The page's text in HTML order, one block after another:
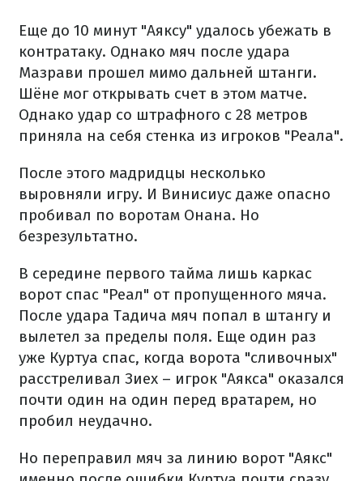
Еще до 10 минут "Аяксу" удалось убежать в
контратаку. Однако мяч после удара
Мазрави прошел мимо дальней штанги.
Шёне мог открывать счет в этом матче.
Однако удар со штрафного с 28 метров
приняла на себя стенка из игроков "Реала".
После этого мадридцы несколько
выровняли игру. И Винисиус даже опасно
пробивал по воротам Онана. Но
безрезультатно.
В середине первого тайма лишь каркас
ворот спас "Реал" от пропущенного мяча.
После удара Тадича мяч попал в штангу и
вылетел за пределы поля. Еще один раз
уже Куртуа спас, когда ворота "сливочных"
расстреливал Зиех – игрок "Аякса" оказался
почти один на один перед вратарем, но
пробил неудачно.
Но переправил мяч за линию ворот "Аякс"